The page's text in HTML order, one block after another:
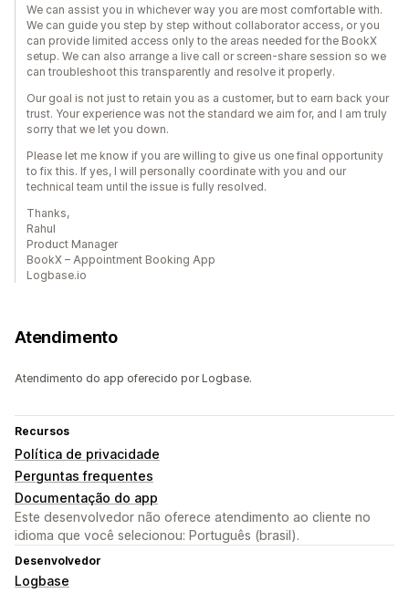
We can assist you in whichever way you are most comfortable with.
We can guide you step by step without collaborator access, or you
can provide limited access only to the areas needed for the BookX
setup. We can also arrange a live call or screen-share session so we
can troubleshoot this transparently and resolve it properly.
Our goal is not just to retain you as a customer, but to earn back your
trust. Your experience was not the standard we aim for, and I am truly
sorry that we let you down.
Please let me know if you are willing to give us one final opportunity
to fix this. If yes, I will personally coordinate with you and our
technical team until the issue is fully resolved.
Thanks,
Rahul
Product Manager
BookX – Appointment Booking App
Logbase.io
Atendimento
Atendimento do app oferecido por Logbase.
Recursos
Política de privacidade
Perguntas frequentes
Documentação do app
Este desenvolvedor não oferece atendimento ao cliente no
idioma que você selecionou: Português (brasil).
Desenvolvedor
Logbase